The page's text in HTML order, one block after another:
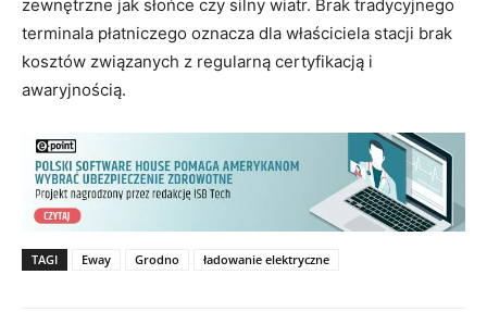
zewnętrzne jak słońce czy silny wiatr. Brak tradycyjnego
terminala płatniczego oznacza dla właściciela stacji brak
kosztów związanych z regularną certyfikacją i
awaryjnością.
TAGI Eway Grodno ładowanie elektryczne